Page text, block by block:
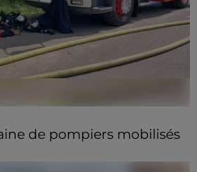
de pompiers mobilisés